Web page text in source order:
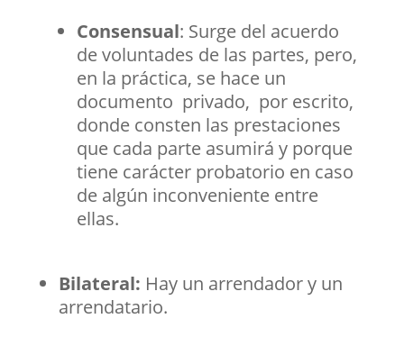
Consensual: Surge del acuerdo
de voluntades de las partes, pero,
en la práctica, se hace un
documento privado, por escrito,
donde consten las prestaciones
que cada parte asumirá y porque
tiene carácter probatorio en caso
de algún inconveniente entre
ellas.
Bilateral: Hay un arrendador y un
arrendatario.